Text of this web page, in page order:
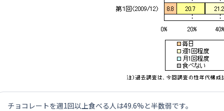
チョコレートを週1回以上食べる人は49.6%と半数弱です。